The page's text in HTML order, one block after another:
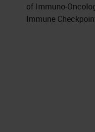
of Immuno-
Immune